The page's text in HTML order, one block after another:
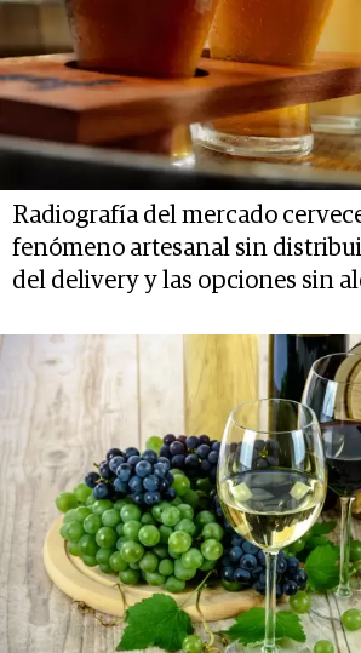
Radiografía del mercado
fenómeno artesanal sin
del delivery y las opciones sin